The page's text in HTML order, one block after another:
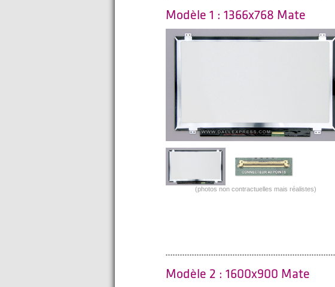
Modèle 1 : 1366x768 Mate
(photos non contractuelles mais réalistes)
Modèle 2 : 1600x900 Mate